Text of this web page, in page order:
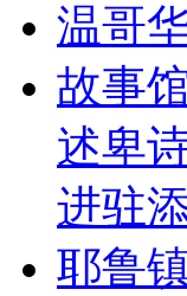
温哥
故事
述卑
进驻
耶鲁